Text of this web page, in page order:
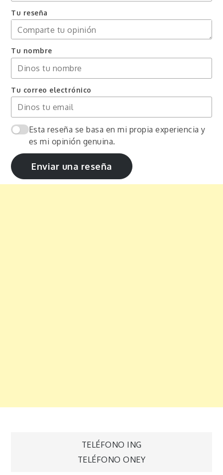
Tu reseña
Tu nombre
Tu correo electrónico
Esta reseña se basa en mi propia experiencia y
es mi opinión genuina.
Enviar una reseña
Navegación
TELÉFONO ING
TELÉFONO ONEY